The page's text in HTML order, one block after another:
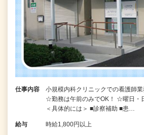
仕事内容
小規模内科クリニックでの看護師業
☆勤務は午前のみでOK！ ☆曜日・
＜具体的には＞ ■診察補助 ■患…
給与 時給1,800円以上